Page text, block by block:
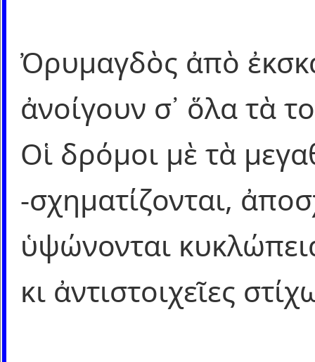
Ὀρυμαγδὸς ἀπὸ
ἀνοίγουν σ᾿ ὅλα τὰ
Οἱ δρόμοι μὲ τὰ
-σχηματίζονται,
ὑψώνονται
κι ἀντιστοιχεῖες